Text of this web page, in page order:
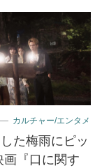
カルチャー/エンタメ
た梅雨にピッ
画『口に関す